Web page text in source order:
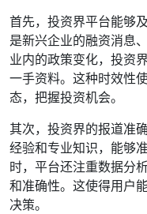
首先，投资界平台能够
是新兴企业的融资消息
业内的政策变化，投资
一手资料。这种时效性
态，把握投资机会。
其次，投资界的报道准
经验和专业知识，能够
时，平台还注重数据分
和准确性。这使得用户
决策。